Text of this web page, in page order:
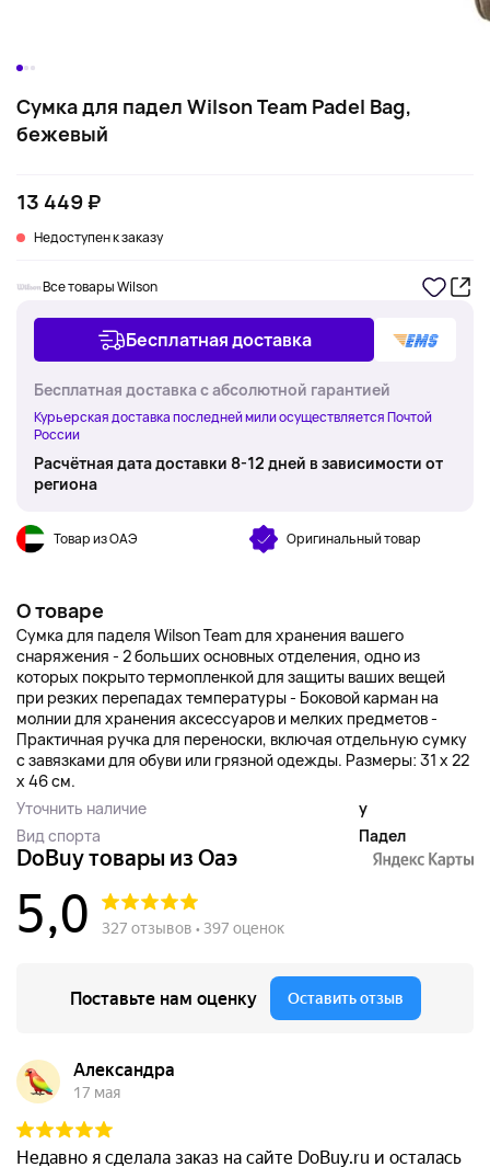
Сумка для падел Wilson Team Padel Bag,
бежевый
13 449 ₽
Недоступен к заказу
Все товары Wilson
Бесплатная доставка
Бесплатная доставка с абсолютной гарантией
Курьерская доставка последней мили осуществляется Почтой
России
Расчётная дата доставки 8-12 дней в зависимости от
региона
Товар из ОАЭ Оригинальный товар
О товаре
Сумка для паделя Wilson Team для хранения вашего
снаряжения - 2 больших основных отделения, одно из
которых покрыто термопленкой для защиты ваших вещей
при резких перепадах температуры - Боковой карман на
молнии для хранения аксессуаров и мелких предметов -
Практичная ручка для переноски, включая отдельную сумку
с завязками для обуви или грязной одежды. Размеры: 31 x 22
x 46 см.
Уточнить наличие
y
Вид спорта
Падел